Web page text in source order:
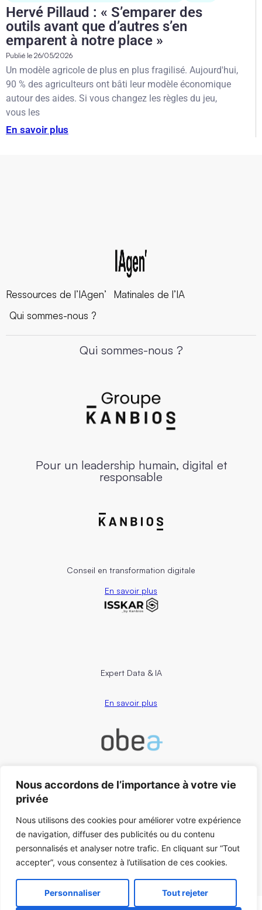
Nous accordons de l’importance à votre vie
privée
Nous utilisons des cookies pour améliorer votre expérience
de navigation, diffuser des publicités ou du contenu
personnalisés et analyser notre trafic. En cliquant sur “Tout
accepter”, vous consentez à l’utilisation de ces cookies.
Personnaliser Tout rejeter
Hervé Pillaud : « S’emparer des
outils avant que d’autres s’en
emparent à notre place »
Publié le 26/05/2026
Un modèle agricole de plus en plus fragilisé. Aujourd'hui,
90 % des agriculteurs ont bâti leur modèle économique
autour des aides. Si vous changez les règles du jeu,
vous les
En savoir plus
Ressources de l’IAgen’
Matinales de l’IA
Qui sommes-nous ?
Qui sommes-nous ?
Pour un leadership humain, digital et
responsable
Conseil en transformation digitale
En savoir plus
Expert Data & IA
En savoir plus
Conseil RH, management & change
Contactez-nous